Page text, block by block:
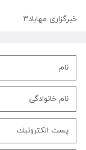
⁩خبرگزاری مهاباد۳